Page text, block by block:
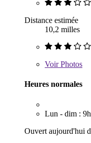
Distance estimée
10,2 milles
VoirPhotos
Heures normales
Lun - dim :
Ouvert aujourd'hui